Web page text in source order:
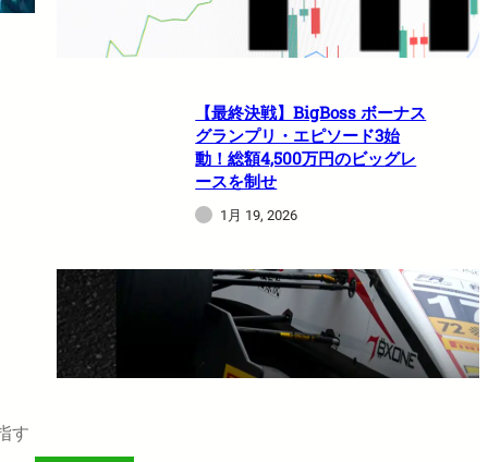
す
1月 21, 2026
【最終決戦】BigBoss ボーナス
グランプリ・エピソード3始
動！総額4,500万円のビッグレ
ースを制せ
1月 19, 2026
【最大$6,000】BigBoss ラッキ
ードロー＆入金ボーナスキャン
ペーン開催中！
1月 12, 2026